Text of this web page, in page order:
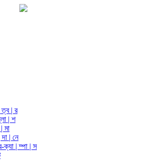
ত্ব | র
| শ
মা
| নে
ক্যা | ম্পা | স